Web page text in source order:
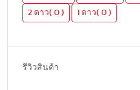
2 ดาว( 0 ) 1 ดาว( 0 )
รีวิวสินค้า